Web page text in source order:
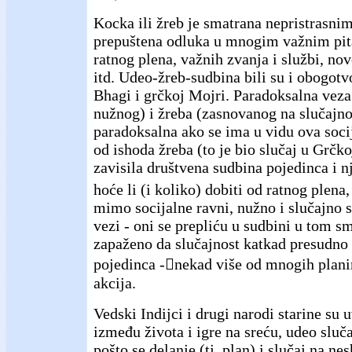
Kocka ili žreb je smatrana
prepuštena odluka u mnogim važnim
ratnog plena, važnih zvanja i službi,
itd. Udeo-žreb-sudbina bili su i
Bhagi i grčkoj Mojri. Paradoksalna
nužnog) i žreba (zasnovanog na
paradoksalna ako se ima u vidu ova
od ishoda žreba (to je bio slučaj u
zavisila društvena sudbina pojedinca i
hoće li (i koliko) dobiti od ratnog
mimo socijalne ravni, nužno i slučajno
vezi - oni se prepliću u sudbini u tom
zapaženo da slučajnost katkad
pojedinca -nekad više od mnogih
akcija.
Vedski Indijci i drugi narodi starine su
između života i igre na sreću, udeo